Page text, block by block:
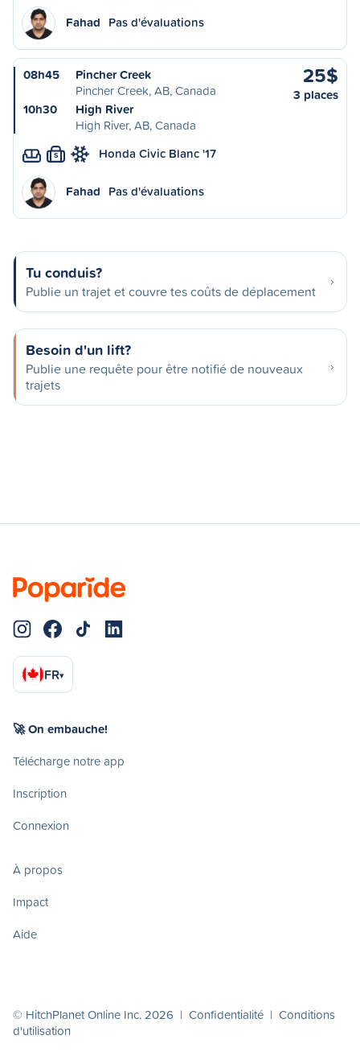
Fahad Pas d'évaluations
08h45
Pincher Creek
Pincher Creek, AB, Canada
10h30
High River
High River, AB, Canada
25$
3 places
S Honda Civic Blanc '17
Fahad Pas d'évaluations
Tu conduis?
Publie un trajet et couvre tes coûts de déplacement
Besoin d'un lift?
Publie une requête pour être notifié de nouveaux
trajets
FR▾
🚀 On embauche!
Télécharge notre app
Inscription
Connexion
À propos
Impact
Aide
© HitchPlanet Online Inc. 2026 | Confidentialité | Conditions
d'utilisation